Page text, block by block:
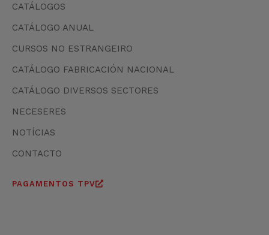
CATÁLOGOS
CATÁLOGO ANUAL
CURSOS NO ESTRANGEIRO
CATÁLOGO FABRICACIÓN NACIONAL
CATÁLOGO DIVERSOS SECTORES
NECESERES
NOTÍCIAS
CONTACTO
PAGAMENTOS TPV